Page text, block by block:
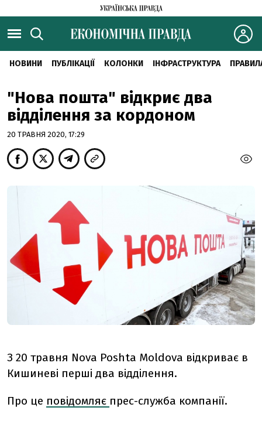
НОВИНИ ПУБЛІКАЦІЇ КОЛОНКИ ІНФРАСТРУКТУРА
"Нова пошта" відкриє два
відділення за кордоном
20 ТРАВНЯ 2020, 17:29
З 20 травня Nova Poshta Moldova відкриває в
Кишиневі перші два відділення.
Про це повідомляє прес-служба компанії.